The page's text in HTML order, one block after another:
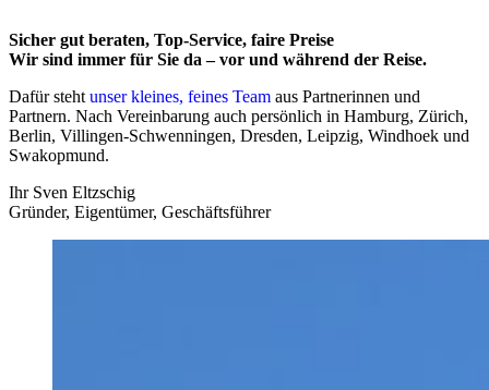
Sicher gut beraten, Top-Service, faire Preise
Wir sind immer für Sie da – vor und während der Reise.
Dafür steht unser kleines, feines Team aus Partnerinnen und
Partnern. Nach Vereinbarung auch persönlich in Hamburg, Zürich,
Berlin, Villingen-Schwenningen, Dresden, Leipzig, Windhoek und
Swakopmund.
Ihr Sven Eltzschig
Gründer, Eigentümer, Geschäftsführer